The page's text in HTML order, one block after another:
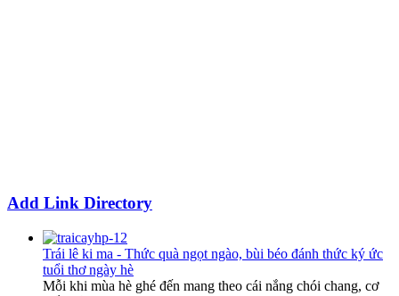
Add Link Directory
Trái lê ki ma - Thức quà ngọt ngào, bùi béo đánh thức ký ức
tuổi thơ ngày hè
Mỗi khi mùa hè ghé đến mang theo cái nắng chói chang, cơ